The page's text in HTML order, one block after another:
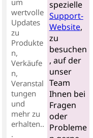
um
wertvolle
Updates
zu
Produkte
n,
Verkäufe
n,
Veranstal
tungen
und
mehr zu
erhalten..
.
spezielle
Support-
Website,
zu
besuchen
, auf der
unser
Team
Ihnen bei
Fragen
oder
Probleme